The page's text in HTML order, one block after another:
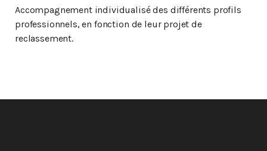
Accompagnement individualisé des différents profils
professionnels, en fonction de leur projet de
reclassement.